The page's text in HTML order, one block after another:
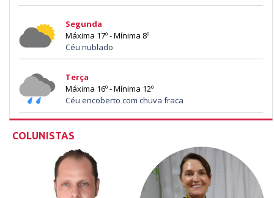
Segunda
Máxima 17º - Mínima 8º
Céu nublado
Terça
Máxima 16º - Mínima 12º
Céu encoberto com chuva fraca
COLUNISTAS